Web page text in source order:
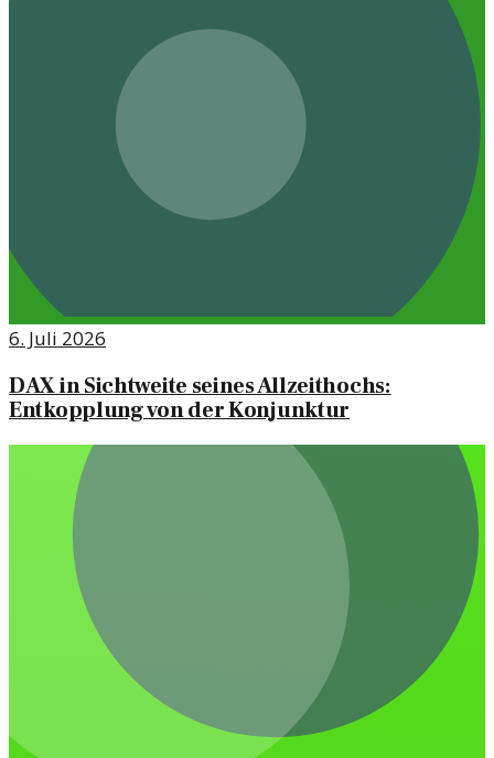
6. Juli 2026
DAX in Sichtweite seines Allzeithochs:
Entkopplung von der Konjunktur